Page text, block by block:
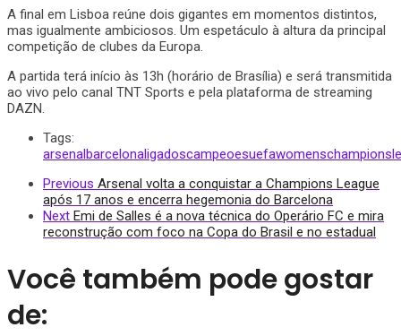
A final em Lisboa reúne dois gigantes em momentos distintos,
mas igualmente ambiciosos. Um espetáculo à altura da principal
competição de clubes da Europa.
A partida terá início às 13h (horário de Brasília) e será transmitida
ao vivo pelo canal TNT Sports e pela plataforma de streaming
DAZN.
Tags:
arsenalbarcelonaligadoscampeoes
Previous Arsenal volta a conquistar a Champions League
após 17 anos e encerra hegemonia do Barcelona
Next Emi de Salles é a nova técnica do Operário FC e mira
reconstrução com foco na Copa do Brasil e no estadual
Você também pode gostar
de: